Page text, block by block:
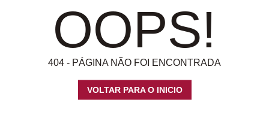
OOPS!
404 - PÁGINA NÃO FOI ENCONTRADA
VOLTAR PARA O INICIO